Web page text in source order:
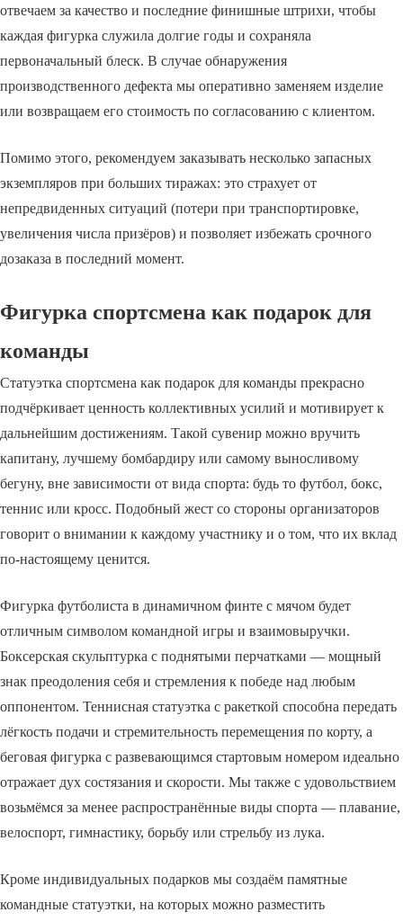
отвечаем за качество и последние финишные штрихи, чтобы
каждая фигурка служила долгие годы и сохраняла
первоначальный блеск. В случае обнаружения
производственного дефекта мы оперативно заменяем изделие
или возвращаем его стоимость по согласованию с клиентом.
Помимо этого, рекомендуем заказывать несколько запасных
экземпляров при больших тиражах: это страхует от
непредвиденных ситуаций (потери при транспортировке,
увеличения числа призёров) и позволяет избежать срочного
дозаказа в последний момент.
Фигурка спортсмена как подарок для
команды
Статуэтка спортсмена как подарок для команды прекрасно
подчёркивает ценность коллективных усилий и мотивирует к
дальнейшим достижениям. Такой сувенир можно вручить
капитану, лучшему бомбардиру или самому выносливому
бегуну, вне зависимости от вида спорта: будь то футбол, бокс,
теннис или кросс. Подобный жест со стороны организаторов
говорит о внимании к каждому участнику и о том, что их вклад
по-настоящему ценится.
Фигурка футболиста в динамичном финте с мячом будет
отличным символом командной игры и взаимовыручки.
Боксерская скульптурка с поднятыми перчатками — мощный
знак преодоления себя и стремления к победе над любым
оппонентом. Теннисная статуэтка с ракеткой способна передать
лёгкость подачи и стремительность перемещения по корту, а
беговая фигурка с развевающимся стартовым номером идеально
отражает дух состязания и скорости. Мы также с удовольствием
возьмёмся за менее распространённые виды спорта — плавание,
велоспорт, гимнастику, борьбу или стрельбу из лука.
Кроме индивидуальных подарков мы создаём памятные
командные статуэтки, на которых можно разместить